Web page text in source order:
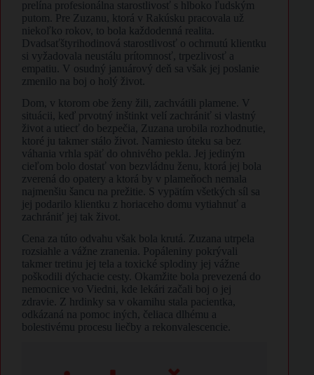
prelína profesionálna starostlivosť s hlboko ľudským
putom. Pre Zuzanu, ktorá v Rakúsku pracovala už
niekoľko rokov, to bola každodenná realita.
Dvadsaťštyrihodinová starostlivosť o ochrnutú klientku
si vyžadovala neustálu prítomnosť, trpezlivosť a
empatiu. V osudný januárový deň sa však jej poslanie
zmenilo na boj o holý život.
Dom, v ktorom obe ženy žili, zachvátili plamene. V
situácii, keď prvotný inštinkt velí zachrániť si vlastný
život a utiecť do bezpečia, Zuzana urobila rozhodnutie,
ktoré ju takmer stálo život. Namiesto úteku sa bez
váhania vrhla späť do ohnivého pekla. Jej jediným
cieľom bolo dostať von bezvládnu ženu, ktorá jej bola
zverená do opatery a ktorá by v plameňoch nemala
najmenšiu šancu na prežitie. S vypätím všetkých síl sa
jej podarilo klientku z horiaceho domu vytiahnuť a
zachrániť jej tak život.
Cena za túto odvahu však bola krutá. Zuzana utrpela
rozsiahle a vážne zranenia. Popáleniny pokrývali
takmer tretinu jej tela a toxické splodiny jej vážne
poškodili dýchacie cesty. Okamžite bola prevezená do
nemocnice vo Viedni, kde lekári začali boj o jej
zdravie. Z hrdinky sa v okamihu stala pacientka,
odkázaná na pomoc iných, čeliaca dlhému a
bolestivému procesu liečby a rekonvalescencie.